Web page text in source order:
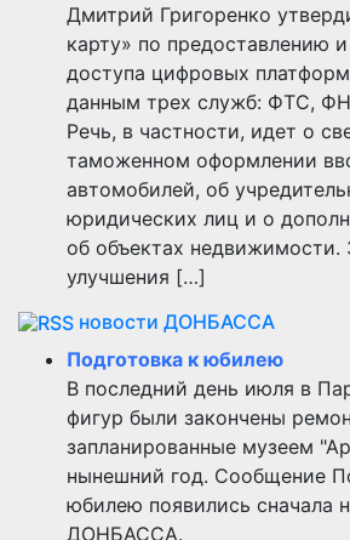
Дмитрий Григоренко
карту» по предоставлению
доступа цифровых
данным трех служб: ФТС,
Речь, в частности, идет о
таможенном оформлении
автомобилей, об
юридических лиц и о
об объектах недвижимости.
улучшения […]
новости ДОНБАССА
Подготовка к юбилею
В последний день июля в
фигур были закончены
запланированные музеем
нынешний год. Сообщение
юбилею появились сначала
ДОНБАССА.